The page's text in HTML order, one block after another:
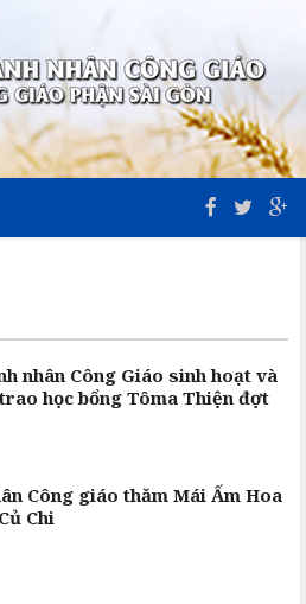
nhân Công Giáo sinh hoạt và
học bổng Tôma Thiện đợt
Công giáo thăm Mái Ấm Hoa
Chi